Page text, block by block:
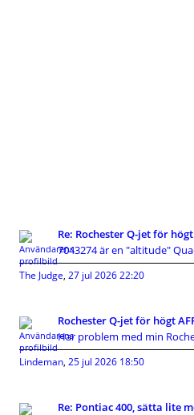
Re: Rochester Q-jet för högt
7043274 är en "altitude"
The Judge, 27 jul 2026 22:20
Rochester Q-jet för högt
Har problem med min
Lindeman, 25 jul 2026 18:50
Re: Pontiac 400, sätta lite